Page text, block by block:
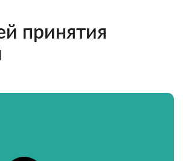
принятия